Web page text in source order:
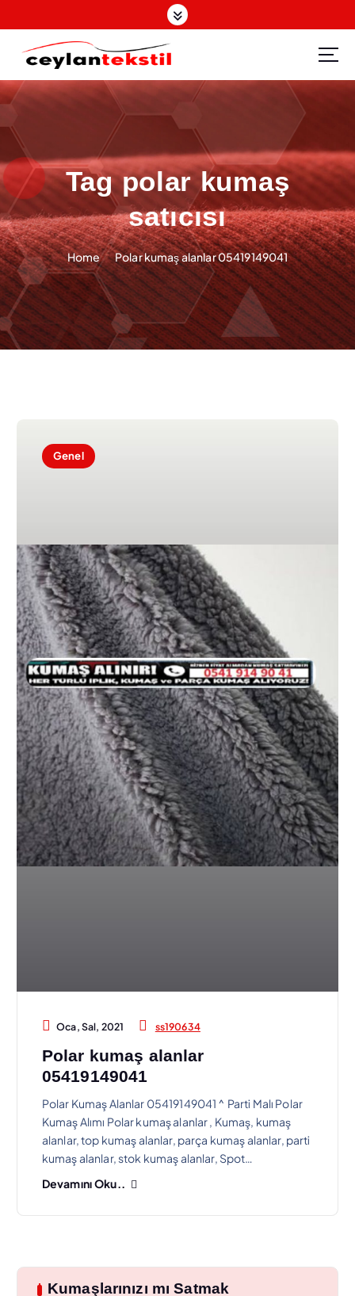
k
t
o
t
e
t
Tag polar kumaş
satıcısı
Home Polar kumaş alanlar 05419149041
Genel
Oca, Sal, 2021 ss190634
Polar kumaş alanlar
05419149041
Polar Kumaş Alanlar 05419149041 ^ Parti Malı Polar
Kumaş Alımı Polar kumaş alanlar , Kumaş, kumaş
alanlar, top kumaş alanlar, parça kumaş alanlar, parti
kumaş alanlar, stok kumaş alanlar, Spot…
Devamını Oku..
Kumaşlarınızı mı Satmak